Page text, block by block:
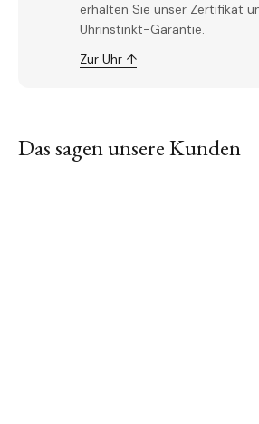
erhalten Sie unser Zertifikat
Uhrinstinkt-Garantie.
Zur Uhr ↑
Das sagen unsere Kunden